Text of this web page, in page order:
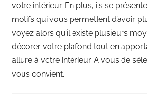
votre intérieur. En plus, ils se
motifs qui vous permettent d’avoir
voyez alors qu’il existe plusieurs
décorer votre plafond tout en
allure à votre intérieur. A vous de
vous convient.